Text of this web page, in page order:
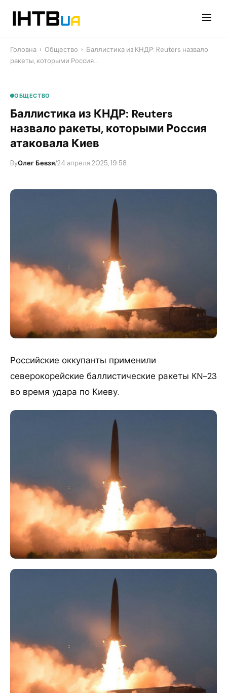
Головна › Общество › Баллистика из КНДР: Reuters назвало
ракеты, которыми Россия…
ОБЩЕСТВО
Баллистика из КНДР: Reuters
назвало ракеты, которыми Россия
атаковала Киев
ByОлег Бевзя/24 апреля 2025, 19:58
Российские оккупанты применили
северокорейские баллистические ракеты KN-23
во время удара по Киеву.